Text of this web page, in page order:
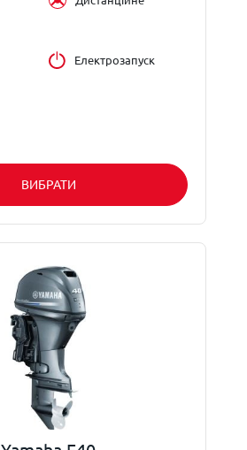
Електрозапуск
ВИБРАТИ